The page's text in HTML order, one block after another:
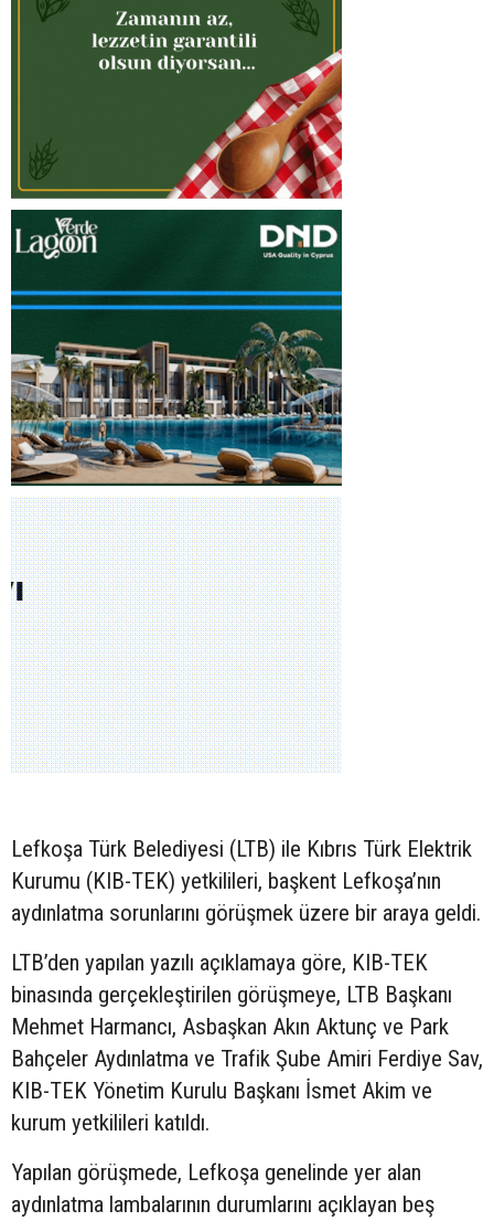
Lefkoşa Türk Belediyesi (LTB) ile Kıbrıs Türk Elektrik
Kurumu (KIB-TEK) yetkilileri, başkent Lefkoşa’nın
aydınlatma sorunlarını görüşmek üzere bir araya geldi.
LTB’den yapılan yazılı açıklamaya göre, KIB-TEK
binasında gerçekleştirilen görüşmeye, LTB Başkanı
Mehmet Harmancı, Asbaşkan Akın Aktunç ve Park
Bahçeler Aydınlatma ve Trafik Şube Amiri Ferdiye Sav,
KIB-TEK Yönetim Kurulu Başkanı İsmet Akim ve
kurum yetkilileri katıldı.
Yapılan görüşmede, Lefkoşa genelinde yer alan
aydınlatma lambalarının durumlarını açıklayan beş